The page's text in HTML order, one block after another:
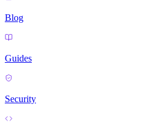
Blog
Guides
Security